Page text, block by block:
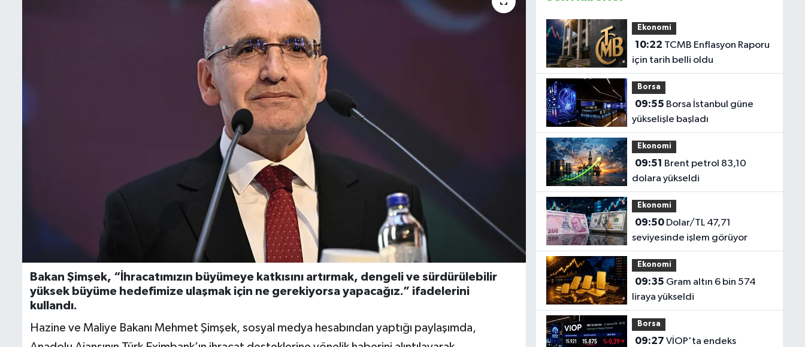
Bakan Şimşek, “İhracatımızın büyümeye katkısını artırmak, dengeli ve sürdürülebilir
yüksek büyüme hedefimize ulaşmak için ne gerekiyorsa yapacağız.” ifadelerini
kullandı.
Hazine ve Maliye Bakanı Mehmet Şimşek, sosyal medya hesabından yaptığı paylaşımda,
Ekonomi
10:22
için tarih belli oldu
Borsa
09:55
yükselişle başladı
Ekonomi
09:51
dolara yükseldi
Ekonomi
09:50Dolar/TL 47,71
seviyesinde işlem görüyor
Ekonomi
09:35
liraya yükseldi
Borsa
09:27